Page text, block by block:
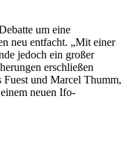
um eine
neu entfacht. „Mit einer
jedoch ein großer
erschließen
Fuest und Marcel Thumm,
neuen Ifo-